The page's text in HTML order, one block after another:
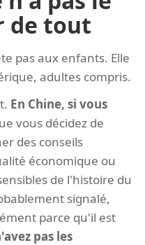
de tout
pas aux enfants. Elle
adultes compris.
En Chine, si vous
vous décidez de
des conseils
économique ou
de l'histoire du
signalé,
parce qu'il est
pas les